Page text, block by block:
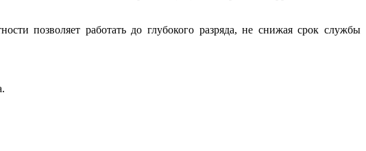
позволяет работать до глубокого разряда, не снижая срок службы